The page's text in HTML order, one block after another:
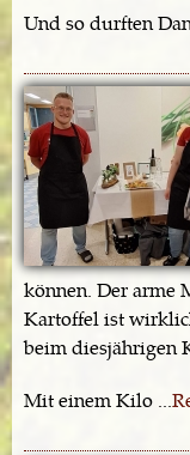
Und so durften
können. Der arme
Kartoffel ist
beim diesjährigen
Mit einem Kilo ...